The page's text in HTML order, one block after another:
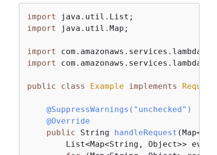
import
import java.util.Map;
import
import
public class Example implements
@SuppressWarnings("unchecked")
@Override
public String handleRequest
List<Map<String, Object>>